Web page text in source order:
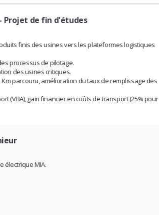
- Projet de fin d'études
finis des usines vers les plateformes logistiques
processus de pilotage.
des usines critiques.
parcouru, amélioration du taux de remplissage des
(VBA), gain financier en coûts de transport (25% pour
électrique MIA.